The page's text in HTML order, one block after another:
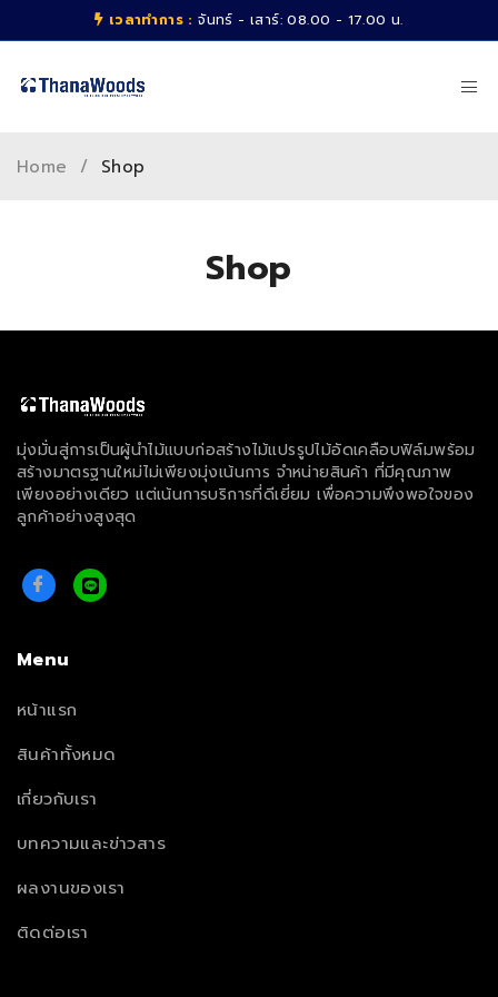
เวลาทำการ : จันทร์ - เสาร์: 08.00 - 17.00 น.
Shop
Home / Shop
มุ่งมั่นสู่การเป็นผู้นำไม้แบบก่อสร้างไม้แปรรูปไม้อัดเคลือบฟิล์มพร้อม
สร้างมาตรฐานใหม่ไม่เพียงมุ่งเน้นการ จำหน่ายสินค้า ที่มีคุณภาพ
เพียงอย่างเดียว แต่เน้นการบริการที่ดีเยี่ยม เพื่อความพึงพอใจของ
ลูกค้าอย่างสูงสุด
Menu
หน้าแรก
สินค้าทั้งหมด
เกี่ยวกับเรา
บทความและข่าวสาร
ผลงานของเรา
ติดต่อเรา